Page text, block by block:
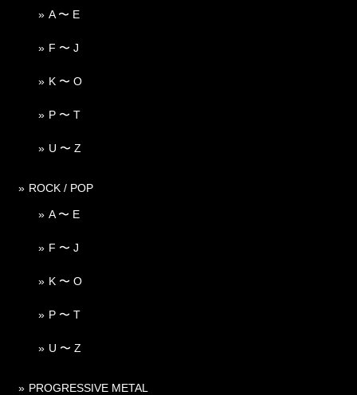
A 〜 E
F 〜 J
K 〜 O
P 〜 T
U 〜 Z
ROCK / POP
A 〜 E
F 〜 J
K 〜 O
P 〜 T
U 〜 Z
PROGRESSIVE METAL